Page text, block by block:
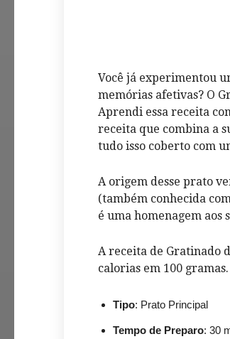
Você já experimentou
memórias afetivas? O
Aprendi essa receita
receita que combina a
tudo isso coberto com
A origem desse prato
(também conhecida
é uma homenagem aos
A receita de Gratinado
calorias em 100 gramas.
Tipo: Prato Principal
Tempo de Preparo: 30